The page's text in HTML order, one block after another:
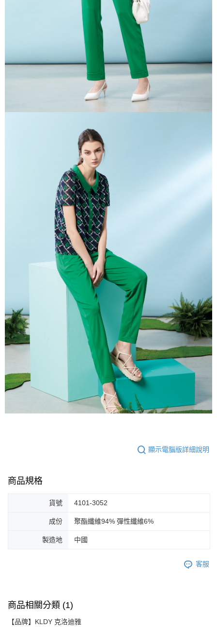
顯示電腦版詳細說明
商品規格
貨號 4101-3052
成份 聚酯纖維94% 彈性纖維6%
製造地 中國
客服
商品相關分類 (1)
【品牌】KLDY 克洛迪雅